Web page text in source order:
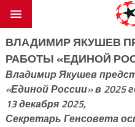
ВЛАДИМИР ЯКУШЕВ
РАБОТЫ «ЕДИНОЙ
Владимир Якушев
«Единой России» в 2025
13 декабря 2025,
Секретарь Генсовета